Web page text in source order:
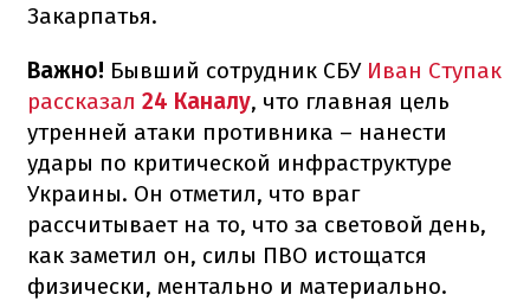
Закарпатья.
Важно! Бывший сотрудник СБУ Иван Ступак
рассказал 24 Каналу, что главная цель
утренней атаки противника – нанести
удары по критической инфраструктуре
Украины. Он отметил, что враг
рассчитывает на то, что за световой день,
как заметил он, силы ПВО истощатся
физически, ментально и материально.